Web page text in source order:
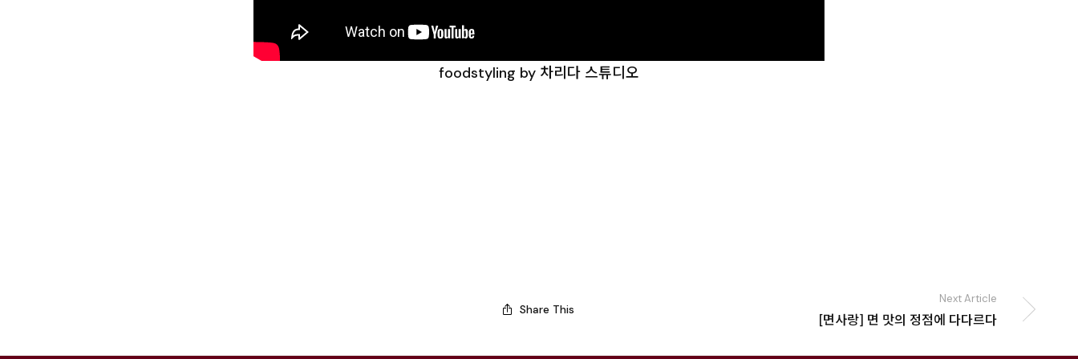
foodstyling by 차리다 스튜디오
Share This
Next Article
[면사랑] 면 맛의 정점에 다다르다